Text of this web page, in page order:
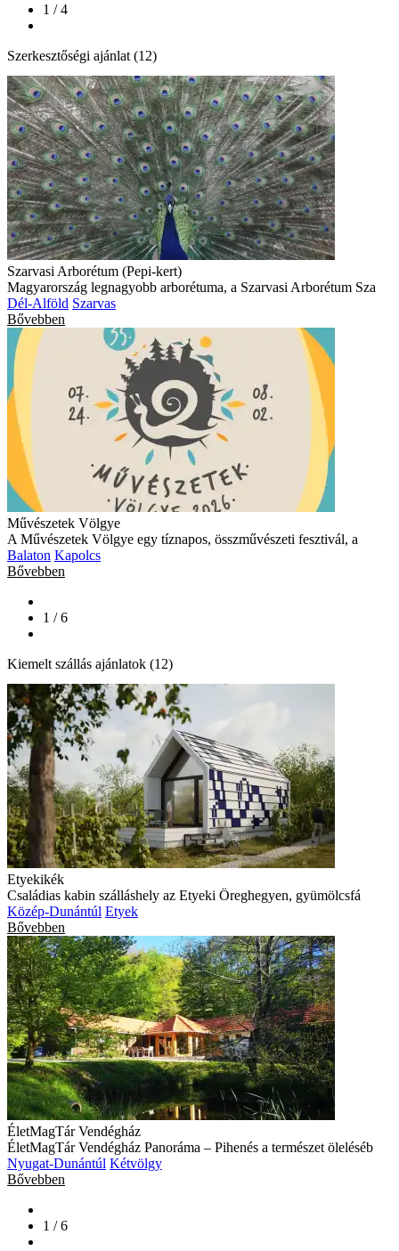
1 / 4
Szerkesztőségi ajánlat (12)
Szarvasi Arborétum (Pepi-kert)
Magyarország legnagyobb arborétuma, a Szarvasi Arborétum Sza
Dél-Alföld Szarvas
Bővebben
Művészetek Völgye
A Művészetek Völgye egy tíznapos, összművészeti fesztivál, a
Balaton Kapolcs
Bővebben
1 / 6
Kiemelt szállás ajánlatok (12)
Etyekikék
Családias kabin szálláshely az Etyeki Öreghegyen, gyümölcsfá
Közép-Dunántúl Etyek
Bővebben
ÉletMagTár Vendégház
ÉletMagTár Vendégház Panoráma – Pihenés a természet öleléséb
Nyugat-Dunántúl Kétvölgy
Bővebben
1 / 6